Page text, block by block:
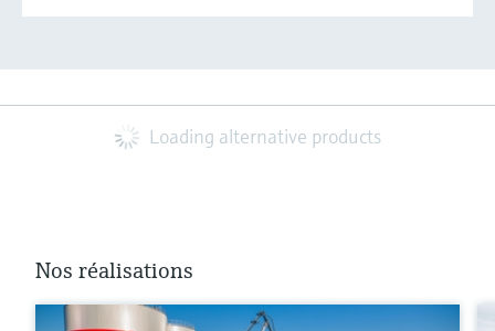
Loading alternative products
Nos réalisations